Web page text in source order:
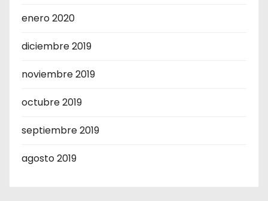
enero 2020
diciembre 2019
noviembre 2019
octubre 2019
septiembre 2019
agosto 2019